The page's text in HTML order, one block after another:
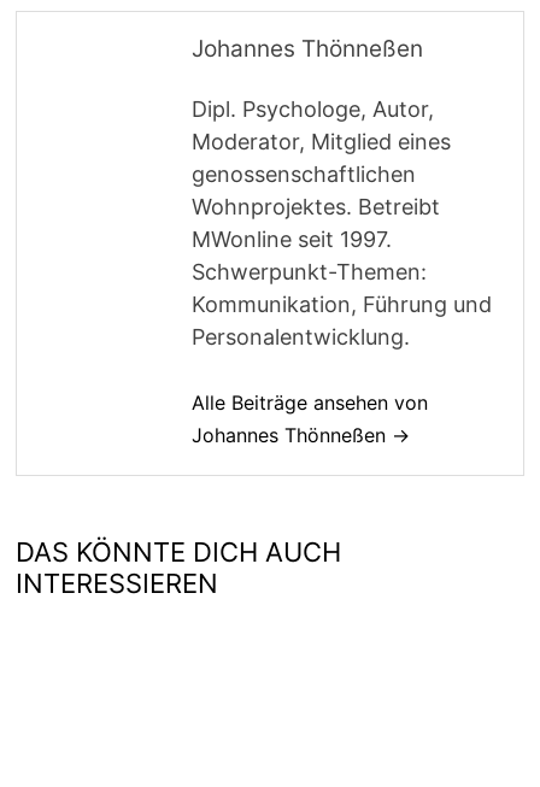
Johannes Thönneßen
Dipl. Psychologe, Autor,
Moderator, Mitglied eines
genossenschaftlichen
Wohnprojektes. Betreibt
MWonline seit 1997.
Schwerpunkt-Themen:
Kommunikation, Führung und
Personalentwicklung.
Alle Beiträge ansehen von
Johannes Thönneßen →
DAS KÖNNTE DICH AUCH
INTERESSIEREN